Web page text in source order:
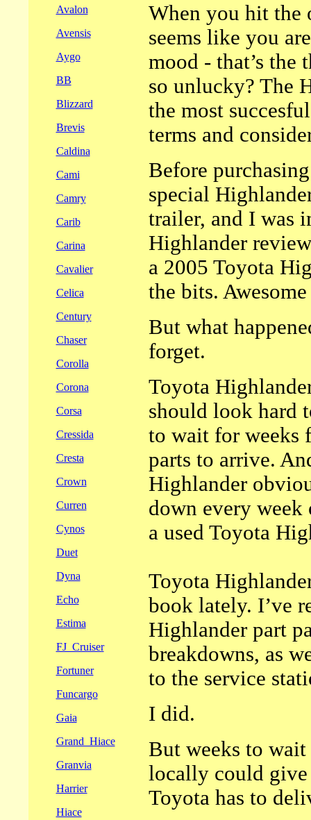
Avalon
Avensis
Aygo
BB
Blizzard
Brevis
Caldina
Cami
Camry
Carib
Carina
Cavalier
Celica
Century
Chaser
Corolla
Corona
Corsa
Cressida
Cresta
Crown
Curren
Cynos
Duet
Dyna
Echo
Estima
FJ_Cruiser
Fortuner
Funcargo
Gaia
Grand_Hiace
Granvia
Harrier
Hiace
When you hit the
seems like you
mood - that’s the
so unlucky? The
the most succesful
terms and
Before
special
trailer, and I was
Highlander
a 2005 Toyota
the bits.
But what
forget.
Toyota
should look hard
to wait for weeks
parts to arrive.
Highlander
down every
a used Toyota
Toyota
book lately. I’ve
Highlander part
breakdowns, as
to the service
I did.
But weeks to
locally could give
Toyotahas to